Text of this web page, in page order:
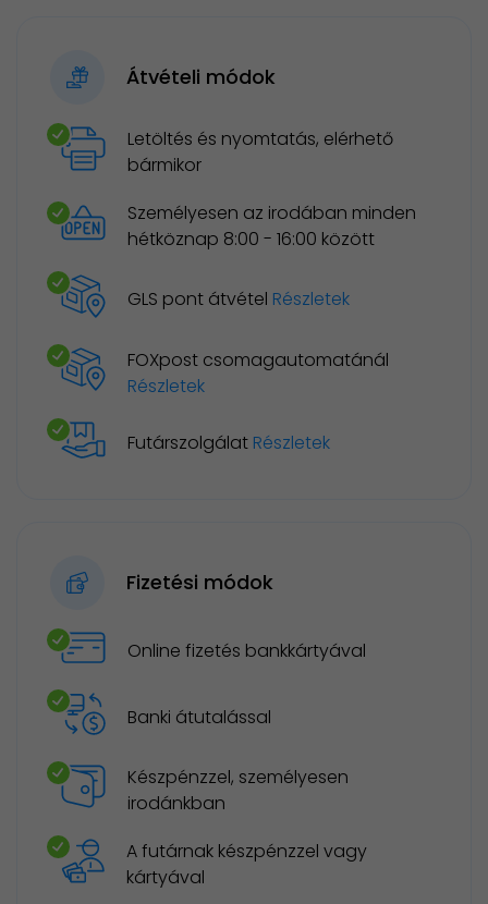
Átvételi módok
Letöltés és nyomtatás, elérhető
bármikor
Személyesen az irodában minden
hétköznap 8:00 - 16:00 között
GLS pont átvétel Részletek
FOXpost csomagautomatánál
Részletek
Futárszolgálat Részletek
Fizetési módok
Online fizetés bankkártyával
Banki átutalással
Készpénzzel, személyesen
irodánkban
A futárnak készpénzzel vagy
kártyával